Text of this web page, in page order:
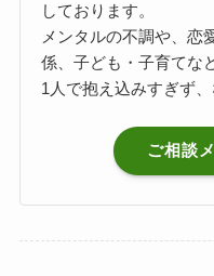
しております。
メンタルの不調や、恋
係、子ども・子育てな
1人で抱え込みすぎず
ご相談